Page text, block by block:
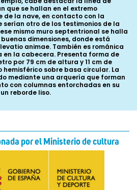
que se hallan en el extremo
de la nave, en contacto con la
serían otro de los testimonios de la
mismo muro septentrional se halla
dimensiones, donde está
animae. También es románica
la cabecera. Presenta forma de
por 79 cm de altura y 11 cm de
hemisférico sobre basa circular. La
mediante una arquería que forman
con columnas entorchadas en su
reborde liso.
por el Ministerio de cultura